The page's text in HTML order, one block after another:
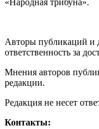
«Народная трибуна».
Авторы публикаций и
ответственность за
Мнения авторов
редакции.
Редакция не несет
Контакты: